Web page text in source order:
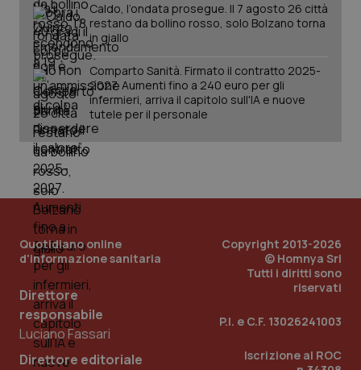
Caldo, l’ondata prosegue. Il 7 agosto 26 città
restano da bollino rosso, solo Bolzano torna
in giallo
Comparto Sanità. Firmato il contratto 2025-
2027. Aumenti fino a 240 euro per gli
infermieri, arriva il capitolo sull'IA e nuove
tutele per il personale
Quotidiano online
d'informazione sanitaria
Direttore
responsabile
Luciano Fassari
Direttore editoriale
Copyright 2013-2026
© Homnya Srl
Tutti i diritti sono
riservati
P.I. e C.F. 13026241003
Iscrizione al ROC
PHPSESSID
PHP.net